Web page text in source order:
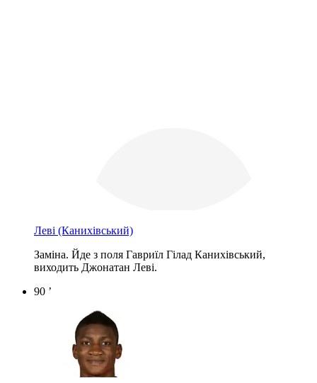
Леві (Канихівський)
Заміна. Йде з поля Гавриїл Гілад Канихівський,
виходить Джонатан Леві.
90 ’